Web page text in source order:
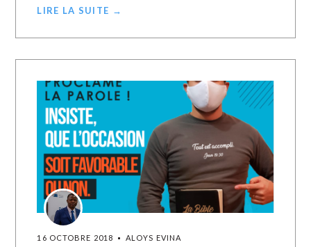
LIRE LA SUITE →
16 OCTOBRE 2018 ALOYS EVINA